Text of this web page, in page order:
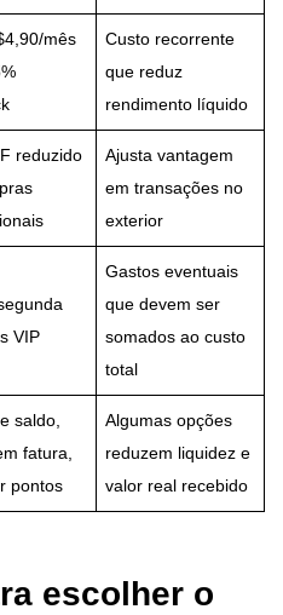
mês
Custo recorrente
que reduz
rendimento líquido
reduzido
Ajusta vantagem
em transações no
exterior
VIP
Gastos eventuais
que devem ser
somados ao custo
total
saldo,
fatura,
pontos
Algumas opções
reduzem liquidez e
valor real recebido
escolher o